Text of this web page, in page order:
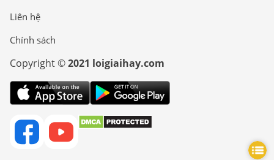
Liên hệ
Chính sách
Copyright ©2021 loigiaihay.com